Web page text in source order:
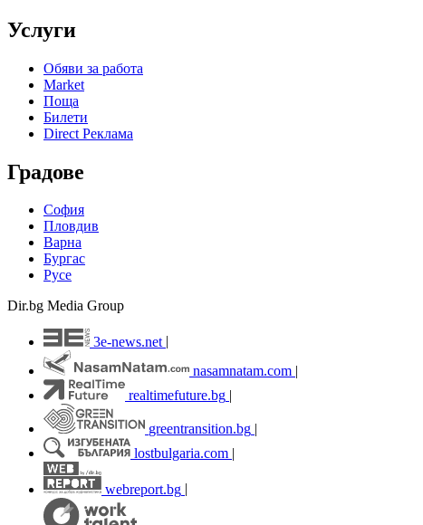
Услуги
Обяви за работа
Market
Поща
Билети
Direct Реклама
Градове
София
Пловдив
Варна
Бургас
Русе
Dir.bg Media Group
3e-news.net
nasamnatam.com |
realtimefuture.bg |
greentransition.bg |
lostbulgaria.com |
webreport.bg